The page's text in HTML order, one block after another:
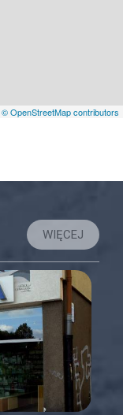
© OpenStreetMap contributors
WIĘCEJ